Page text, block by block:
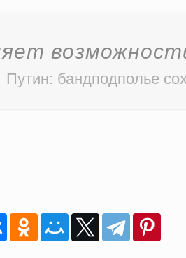
Путин: бандподполье